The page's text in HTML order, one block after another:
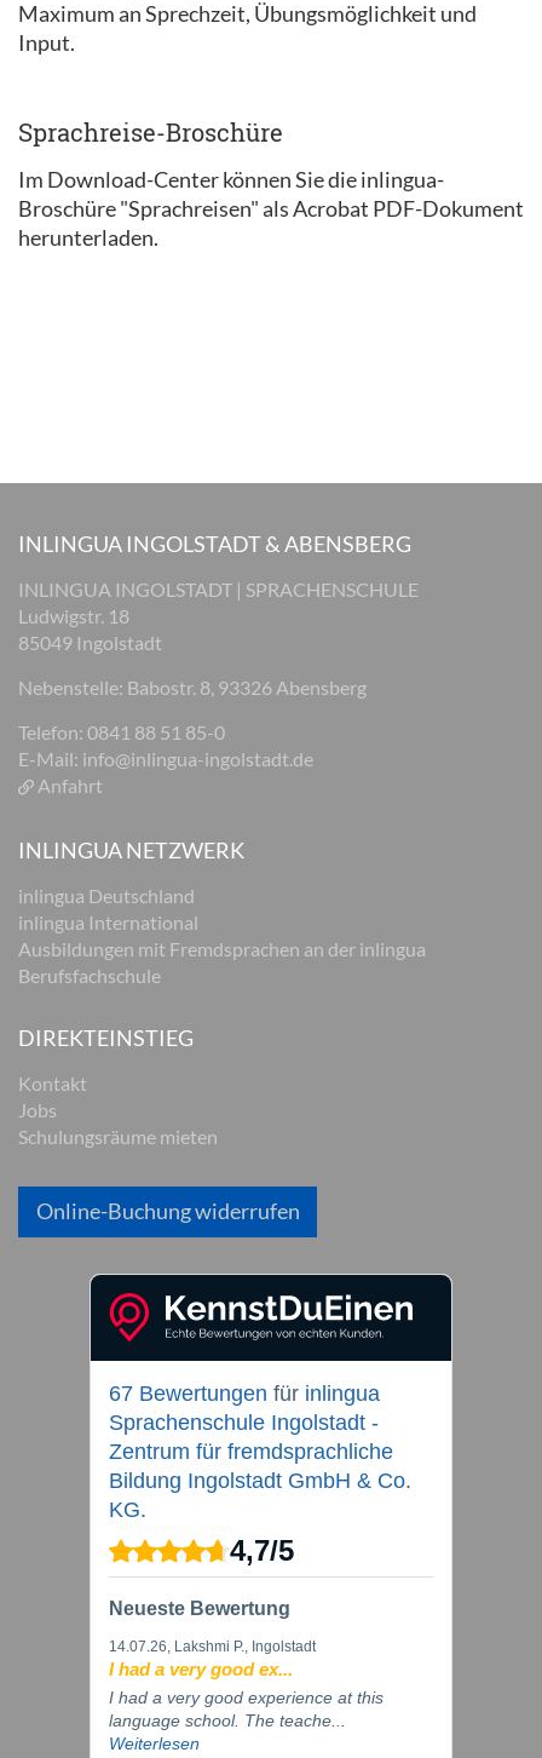
Maximum an Sprechzeit, Übungsmöglichkeit und
Input.
Sprachreise-Broschüre
Im Download-Center können Sie die inlingua-
Broschüre "Sprachreisen" als Acrobat PDF-Dokument
herunterladen.
INLINGUA INGOLSTADT & ABENSBERG
INLINGUA INGOLSTADT | SPRACHENSCHULE
Ludwigstr. 18
85049 Ingolstadt
Nebenstelle: Babostr. 8, 93326 Abensberg
Telefon: 0841 88 51 85-0
E-Mail: info@inlingua-ingolstadt.de
Anfahrt
INLINGUA NETZWERK
inlingua Deutschland
inlingua International
Ausbildungen mit Fremdsprachen an der inlingua
Berufsfachschule
DIREKTEINSTIEG
Kontakt
Jobs
Schulungsräume mieten
Online-Buchung widerrufen
67 Bewertungen für inlingua
Sprachenschule Ingolstadt -
Zentrum für fremdsprachliche
Bildung Ingolstadt GmbH & Co.
KG.
4,7/5
Neueste Bewertung
14.07.26, Lakshmi P., Ingolstadt
I had a very good ex...
I had a very good experience at this
language school. The teache...
Weiterlesen